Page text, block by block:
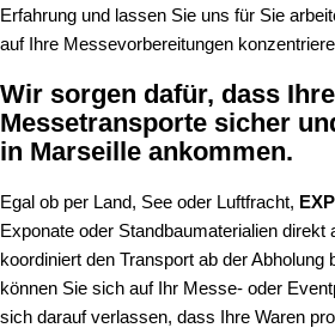
Erfahrung und lassen Sie uns für Sie
auf Ihre Messevorbereitungen
Wir sorgen dafür, dass Ihre
Messetransporte sicher
in Marseille ankommen.
Egal ob per Land, See oder Luftfracht,
Exponate oder Standbaumaterialien direkt
koordiniert den Transport ab der Abholung
können Sie sich auf Ihr Messe- oder
sich darauf verlassen, dass Ihre Waren